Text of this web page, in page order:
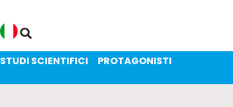
STUDI SCIENTIFICI
PROTAGONISTI